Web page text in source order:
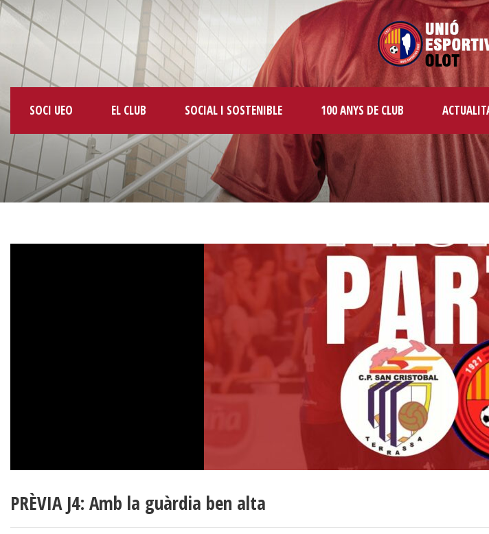
SOCI UEO EL CLUB SOCIAL I SOSTENIBLE 100 ANYS DE CLUB
PRÈVIA J4: Amb la guàrdia ben alta